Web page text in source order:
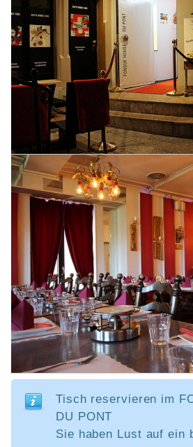
Tisch reservieren im
DU PONT
Sie haben Lust auf ein